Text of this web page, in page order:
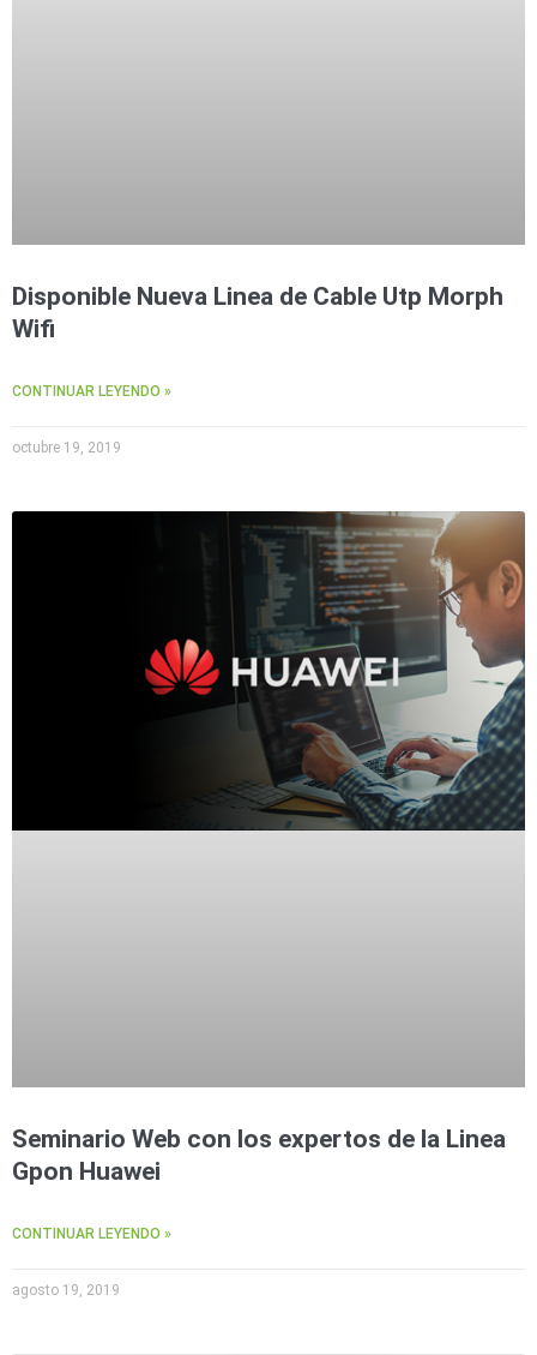
Disponible Nueva Linea de Cable Utp Morph
Wifi
CONTINUAR LEYENDO »
octubre 19, 2019
Seminario Web con los expertos de la Linea
Gpon Huawei
CONTINUAR LEYENDO »
agosto 19, 2019